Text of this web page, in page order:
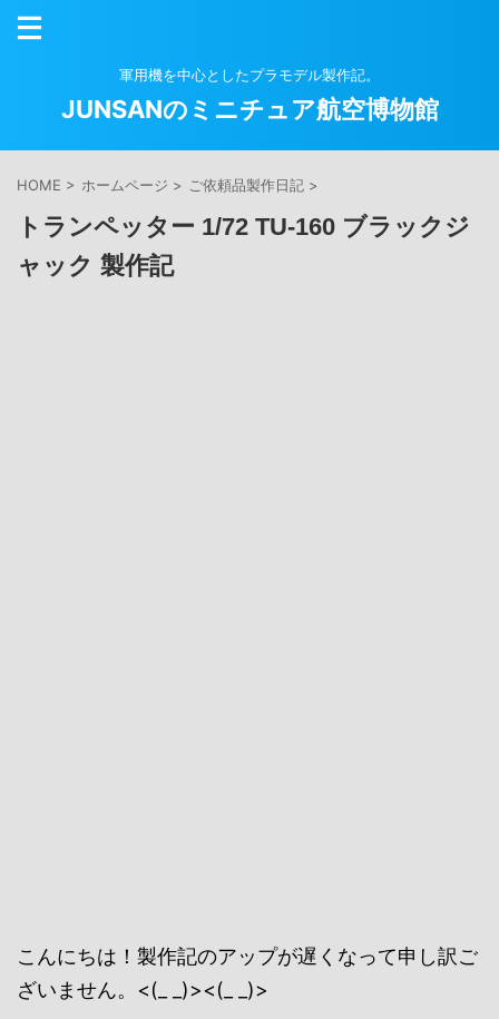
軍用機を中心としたプラモデル製作記。
JUNSANのミニチュア航空博物館
HOME > ホームページ > ご依頼品製作日記 >
トランペッター 1/72 TU-160 ブラックジ
ャック 製作記
こんにちは！製作記のアップが遅くなって申し訳ご
ざいません。<(_ _)><(_ _)>